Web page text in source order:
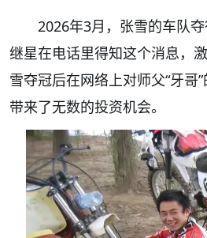
2026年3月，张雪的车队
继星在电话里得知这个消息，
雪夺冠后在网络上对师父“牙哥
带来了无数的投资机会。